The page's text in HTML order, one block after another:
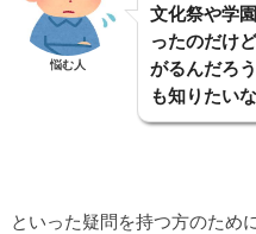
悩む人
文化祭や学
ったのだけ
がるんだろ
も知りたいな
といった疑問を持つ方のために